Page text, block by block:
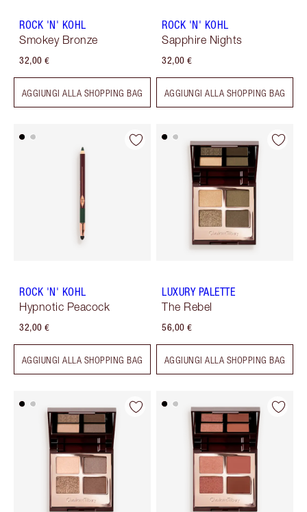
ROCK 'N' KOHL
Smokey Bronze
32,00 €
AGGIUNGI ALLA SHOPPING BAG
ROCK 'N' KOHL
Sapphire Nights
32,00 €
AGGIUNGI ALLA SHOPPING BAG
ROCK 'N' KOHL
Hypnotic Peacock
32,00 €
AGGIUNGI ALLA SHOPPING BAG
LUXURY PALETTE
The Rebel
56,00 €
AGGIUNGI ALLA SHOPPING BAG